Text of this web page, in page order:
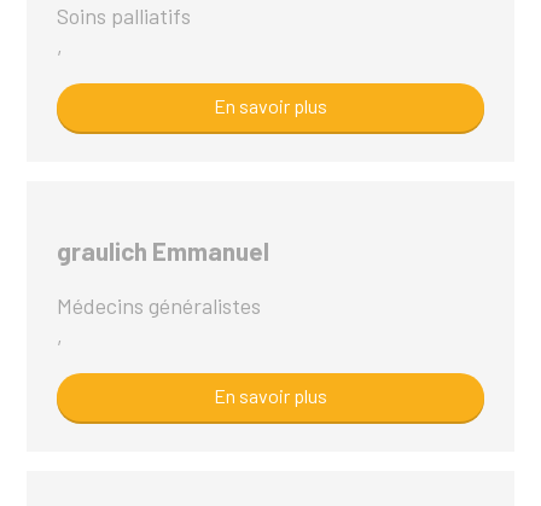
Soins palliatifs
,
En savoir plus
graulich Emmanuel
Médecins généralistes
,
En savoir plus